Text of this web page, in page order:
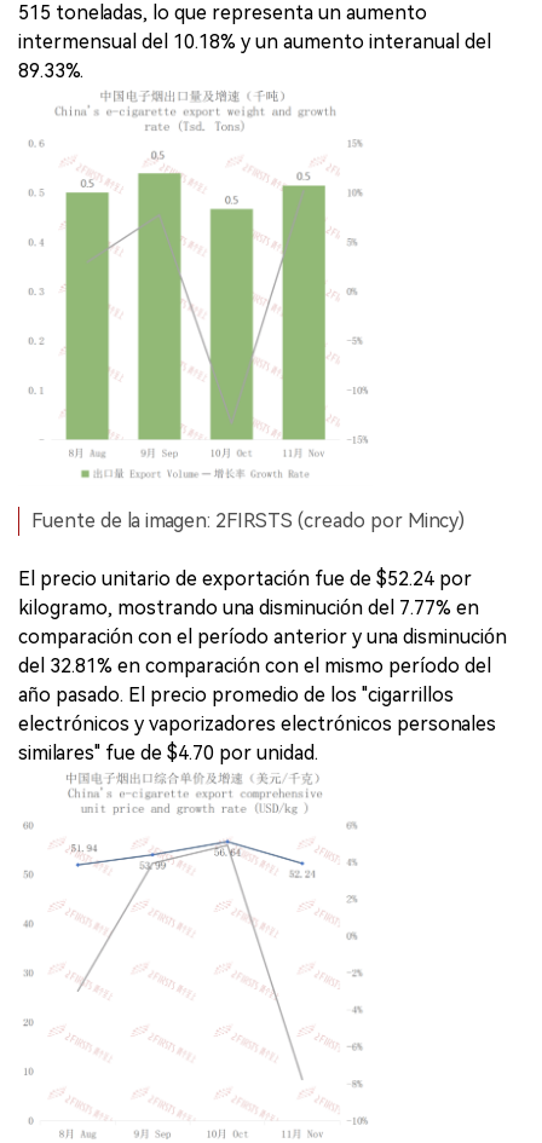
515 toneladas, lo que representa un aumento
intermensual del 10.18% y un aumento interanual del
89.33%.
Fuente de la imagen: 2FIRSTS (creado por Mincy)
El precio unitario de exportación fue de $52.24 por
kilogramo, mostrando una disminución del 7.77% en
comparación con el período anterior y una disminución
del 32.81% en comparación con el mismo período del
año pasado. El precio promedio de los "cigarrillos
electrónicos y vaporizadores electrónicos personales
similares" fue de $4.70 por unidad.